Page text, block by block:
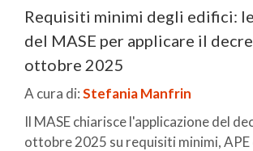
Requisiti minimi degli edifici:
del MASE per applicare il
ottobre 2025
A cura di:Stefania Manfrin
Il MASE chiarisce l'applicazione del
ottobre 2025 su requisiti minimi, APE